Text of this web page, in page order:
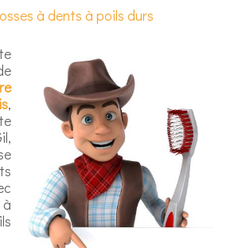
à dents à poils durs
,